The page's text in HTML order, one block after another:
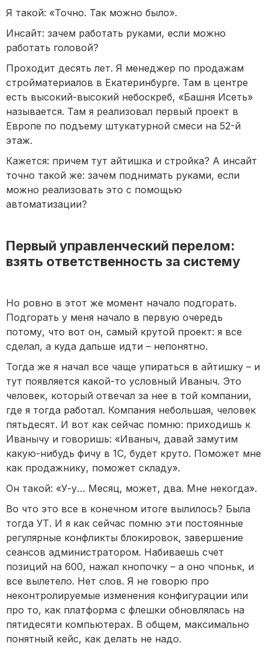
Я такой: «Точно. Так можно было».
Инсайт: зачем работать руками, если можно
работать головой?
Проходит десять лет. Я менеджер по продажам
стройматериалов в Екатеринбурге. Там в центре
есть высокий-высокий небоскреб, «Башня Исеть»
называется. Там я реализовал первый проект в
Европе по подъему штукатурной смеси на 52-й
этаж.
Кажется: причем тут айтишка и стройка? А инсайт
точно такой же: зачем поднимать руками, если
можно реализовать это с помощью
автоматизации?
Первый управленческий перелом:
взять ответственность за систему
Но ровно в этот же момент начало подгорать.
Подгорать у меня начало в первую очередь
потому, что вот он, самый крутой проект: я все
сделал, а куда дальше идти – непонятно.
Тогда же я начал все чаще упираться в айтишку – и
тут появляется какой-то условный Иваныч. Это
человек, который отвечал за нее в той компании,
где я тогда работал. Компания небольшая, человек
пятьдесят. И вот как сейчас помню: приходишь к
Иванычу и говоришь: «Иваныч, давай замутим
какую-нибудь фичу в 1С, будет круто. Поможет мне
как продажнику, поможет складу».
Он такой: «У-у… Месяц, может, два. Мне некогда».
Во что это все в конечном итоге вылилось? Была
тогда УТ. И я как сейчас помню эти постоянные
регулярные конфликты блокировок, завершение
сеансов администратором. Набиваешь счет
позиций на 600, нажал кнопочку – а оно чпоньк, и
все вылетело. Нет слов. Я не говорю про
неконтролируемые изменения конфигурации или
про то, как платформа с флешки обновлялась на
пятидесяти компьютерах. В общем, максимально
понятный кейс, как делать не надо.